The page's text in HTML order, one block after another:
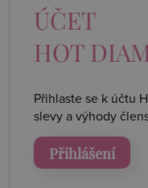
ÚČET
HOT
Přihlaste se k účtu
slevy a výhody
Přihlášení